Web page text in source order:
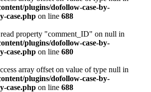
plugins/dofollow-case-by-
case.php on line 688
property "comment_ID" on null in
plugins/dofollow-case-by-
case.php on line 680
array offset on value of type null in
plugins/dofollow-case-by-
case.php on line 688